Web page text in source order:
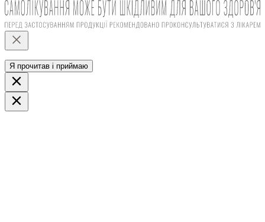
Я прочитав і приймаю